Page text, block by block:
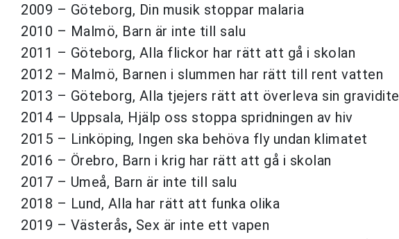
2009 – Göteborg, Din musik stoppar malaria
2010 – Malmö, Barn är inte till salu
2011 – Göteborg, Alla flickor har rätt att gå i skolan
2012 – Malmö, Barnen i slummen har rätt till rent vatten
2013 – Göteborg, Alla tjejers rätt att överleva sin
2014 – Uppsala, Hjälp oss stoppa spridningen av hiv
2015 – Linköping, Ingen ska behöva fly undan klimatet
2016 – Örebro, Barn i krig har rätt att gå i skolan
2017 – Umeå, Barn är inte till salu
2018 – Lund, Alla har rätt att funka olika
2019 – Västerås, Sex är inte ett vapen